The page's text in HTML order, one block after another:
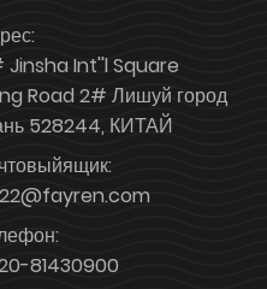
Int''l Square
Road 2# Лишуй город
528244, КИТАЙ
81430900